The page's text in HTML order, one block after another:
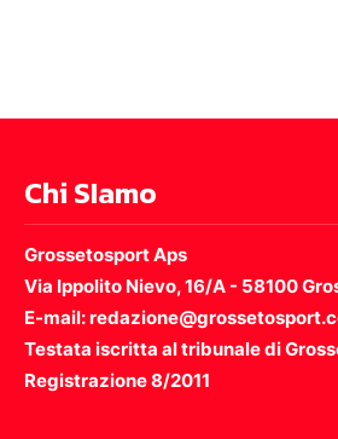
Chi SIamo
Grossetosport Aps
Via Ippolito Nievo, 16/A - 58100
E-mail:
Testata iscritta al tribunale di
Registrazione 8/2011